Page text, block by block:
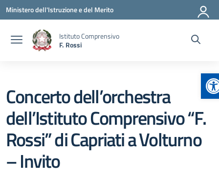
Vai ai contenuti
Vai al menu di navigazione
Vai al footer
Ministero dell'Istruzione e del Merito
Istituto Comprensivo
F. Rossi
Concerto dell’orchestra
dell’Istituto Comprensivo “F.
Rossi” di Capriati a Volturno
– Invito